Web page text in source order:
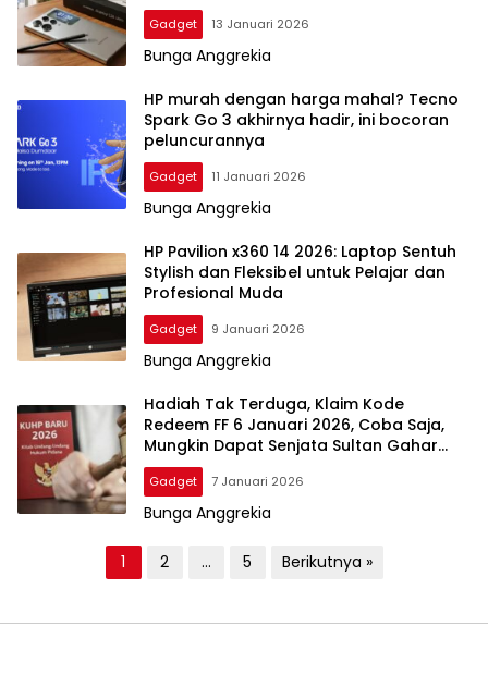
Gadget 13 Januari 2026
Bunga Anggrekia
HP murah dengan harga mahal? Tecno
Spark Go 3 akhirnya hadir, ini bocoran
peluncurannya
Gadget 11 Januari 2026
Bunga Anggrekia
HP Pavilion x360 14 2026: Laptop Sentuh
Stylish dan Fleksibel untuk Pelajar dan
Profesional Muda
Gadget 9 Januari 2026
Bunga Anggrekia
Hadiah Tak Terduga, Klaim Kode
Redeem FF 6 Januari 2026, Coba Saja,
Mungkin Dapat Senjata Sultan Gahar
Gratis
Gadget 7 Januari 2026
Bunga Anggrekia
g
1 2 … 5 Berikutnya »